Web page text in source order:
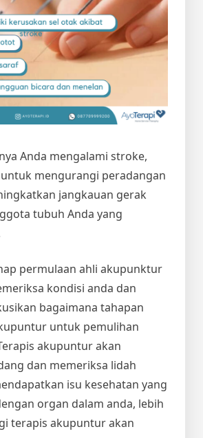
Anda mengalami stroke,
mengurangi peradangan
jangkauan gerak
tubuh Anda yang
permulaan ahli akupunktur
kondisi anda dan
bagaimana tahapan
untuk pemulihan
akupuntur akan
dan memeriksa lidah
isu kesehatan yang
organ dalam anda, lebih
terapis akupuntur akan